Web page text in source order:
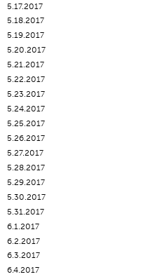
5.17.2017
5.18.2017
5.19.2017
5.20.2017
5.21.2017
5.22.2017
5.23.2017
5.24.2017
5.25.2017
5.26.2017
5.27.2017
5.28.2017
5.29.2017
5.30.2017
5.31.2017
6.1.2017
6.2.2017
6.3.2017
6.4.2017